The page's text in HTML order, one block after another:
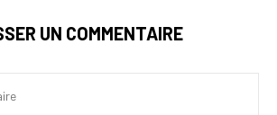
UN COMMENTAIRE